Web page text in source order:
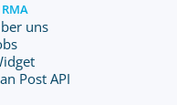
uns
Post API